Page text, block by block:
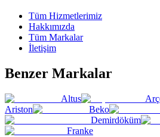
Tüm Hizmetlerimiz
Hakkımızda
Tüm Markalar
İletişim
Benzer Markalar
Altus
Ariston
Beko
Demirdöküm
Franke